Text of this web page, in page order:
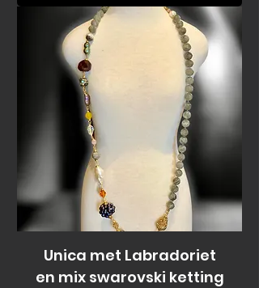
Unica met Labradoriet
en mix swarovski ketting